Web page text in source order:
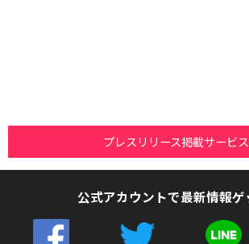
プレスリリース掲載サービス
公式アカウントで最新情報ゲ